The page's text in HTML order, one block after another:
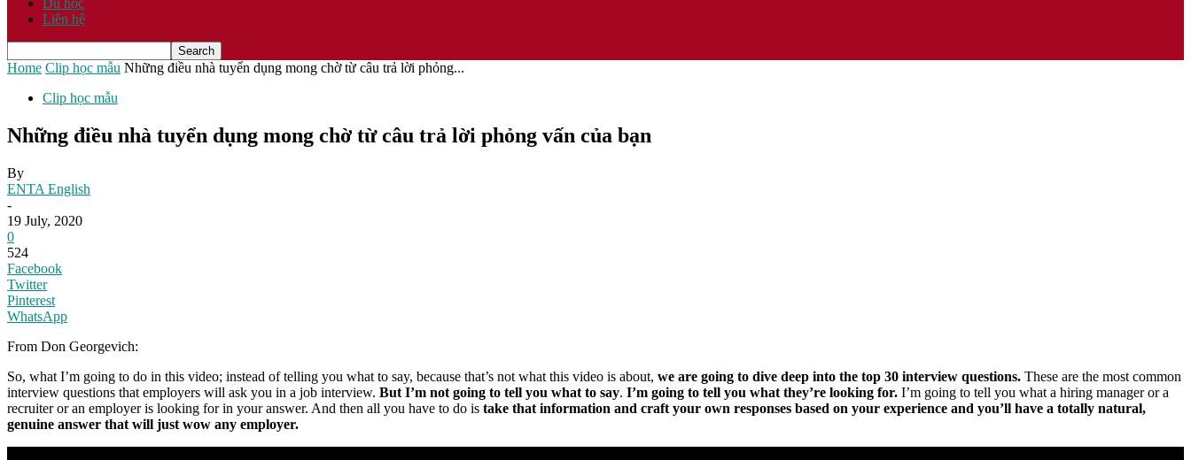
Du học
Liên hệ
Home Clip học mẫu Những điều nhà tuyển dụng mong chờ từ câu trả lời phỏng...
Clip học mẫu
Những điều nhà tuyển dụng mong chờ từ câu trả lời phỏng vấn của bạn
By
ENTA English
-
19 July, 2020
0
524
Facebook
Twitter
Pinterest
WhatsApp
From Don Georgevich:
So, what I’m going to do in this video; instead of telling you what to say, because that’s not what this video is about, we are going to dive deep into the top 30 interview questions. These are the most common
interview questions that employers will ask you in a job interview. But I’m not going to tell you what to say. I’m going to tell you what they’re looking for. I’m going to tell you what a hiring manager or a
recruiter or an employer is looking for in your answer. And then all you have to do is take that information and craft your own responses based on your experience and you’ll have a totally natural,
genuine answer that will just wow any employer.